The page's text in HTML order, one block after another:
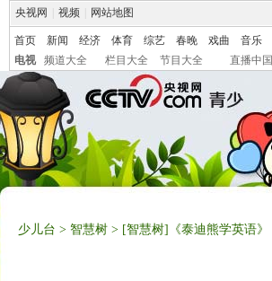
央视网 视频 网站地图
首页 新闻 经济 体育 综艺 春晚 戏曲 音乐
电视
频道大全 栏目大全 节目大全 直播中国
少儿台 > 智慧树 > [智慧树]《泰迪熊学英语》